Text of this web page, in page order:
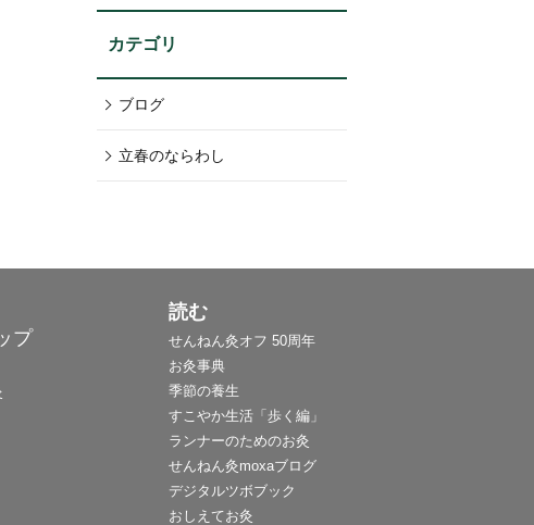
カテゴリ
ブログ
立春のならわし
プ
読む
せんねん灸オフ 50周年
お灸事典
季節の養生
すこやか生活「歩く編」
ランナーのためのお灸
せんねん灸moxaブログ
デジタルツボブック
おしえてお灸